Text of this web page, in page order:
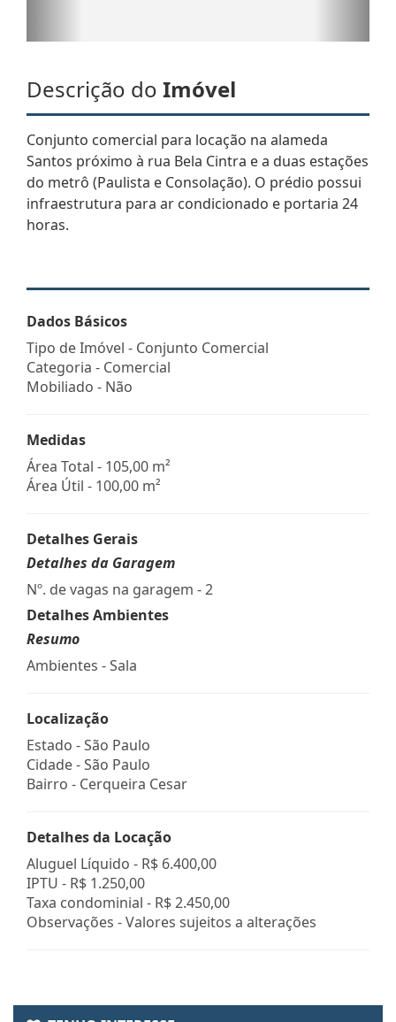
Descrição do Imóvel
Conjunto comercial para locação na alameda
Santos próximo à rua Bela Cintra e a duas estações
do metrô (Paulista e Consolação). O prédio possui
infraestrutura para ar condicionado e portaria 24
horas.
Dados Básicos
Tipo de Imóvel - Conjunto Comercial
Categoria - Comercial
Mobiliado - Não
Medidas
Área Total - 105,00 m²
Área Útil - 100,00 m²
Detalhes Gerais
Detalhes da Garagem
Nº. de vagas na garagem - 2
Detalhes Ambientes
Resumo
Ambientes - Sala
Localização
Estado -São Paulo
Cidade -São Paulo
Bairro - Cerqueira Cesar
Detalhes da Locação
Aluguel Líquido - R$ 6.400,00
IPTU - R$ 1.250,00
Taxa condominial - R$ 2.450,00
Observações - Valores sujeitos a alterações